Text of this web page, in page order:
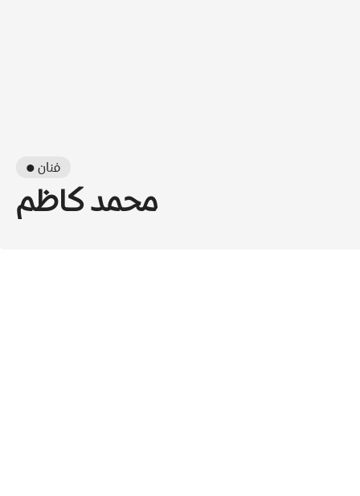
● فنان
محمد كاظم